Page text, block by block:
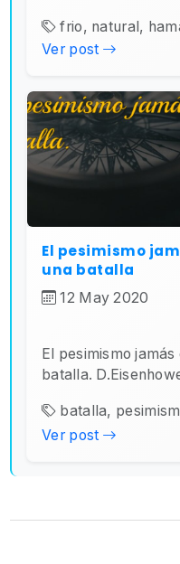
frio, natural,
Ver post
El pesimismo
una batalla
12 May 2020
El pesimismo jamás
batalla.
batalla,
Ver post